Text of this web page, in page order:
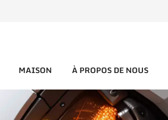
MAISON À PROPOS DE NOUS